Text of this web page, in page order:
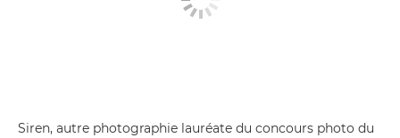
Siren, autre photographie lauréate du concours photo du